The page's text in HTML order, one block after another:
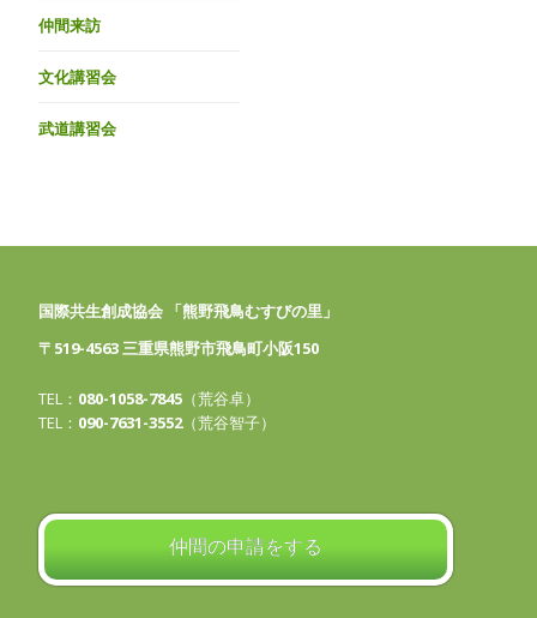
仲間来訪
文化講習会
武道講習会
国際共生創成協会 「熊野飛鳥むすびの里」
〒519-4563 三重県熊野市飛鳥町小阪150
TEL： 080-1058-7845 （荒谷卓）
TEL： 090-7631-3552（荒谷智子）
仲間の申請をする